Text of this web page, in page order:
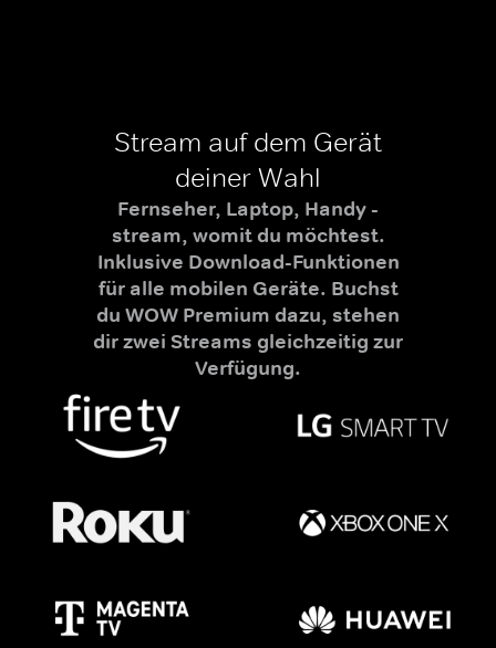
Stream auf dem Gerät
deiner Wahl
Fernseher, Laptop, Handy -
stream, womit du möchtest.
Inklusive Download-Funktionen
für alle mobilen Geräte. Buchst
du WOW Premium dazu, stehen
dir zwei Streams gleichzeitig zur
Verfügung.